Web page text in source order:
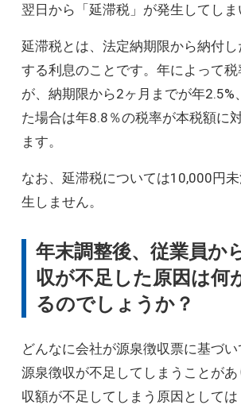
翌日から「延滞税」が発生してしま
延滞税とは、法定納期限から納付
する利息のことです。年によって
が、納期限から2ヶ月までが年2.5%
た場合は年8.8％の税率が本税額に
ます。
なお、延滞税については10,000円
生しません。
年末調整後、従業員か
収が不足した原因は何
るのでしょうか？
どんなに会社が源泉徴収票に基づい
源泉徴収が不足してしまうことが
収額が不足してしまう原因として